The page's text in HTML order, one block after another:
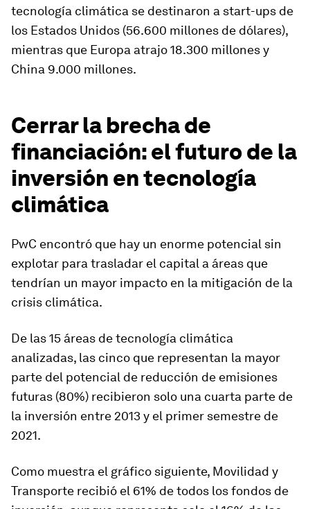
tecnología climática se destinaron a start-ups de
los Estados Unidos (56.600 millones de dólares),
mientras que Europa atrajo 18.300 millones y
China 9.000 millones.
Cerrar la brecha de
financiación: el futuro de la
inversión en tecnología
climática
PwC encontró que hay un enorme potencial sin
explotar para trasladar el capital a áreas que
tendrían un mayor impacto en la mitigación de la
crisis climática.
De las 15 áreas de tecnología climática
analizadas, las cinco que representan la mayor
parte del potencial de reducción de emisiones
futuras (80%) recibieron solo una cuarta parte de
la inversión entre 2013 y el primer semestre de
2021.
Como muestra el gráfico siguiente, Movilidad y
Transporte recibió el 61% de todos los fondos de